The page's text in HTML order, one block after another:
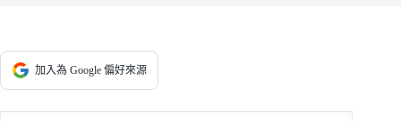
加入為 Google 偏好來源